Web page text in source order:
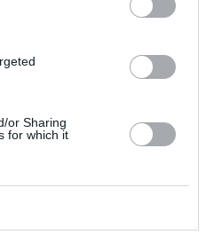
or Sharing
for which it
τόπο